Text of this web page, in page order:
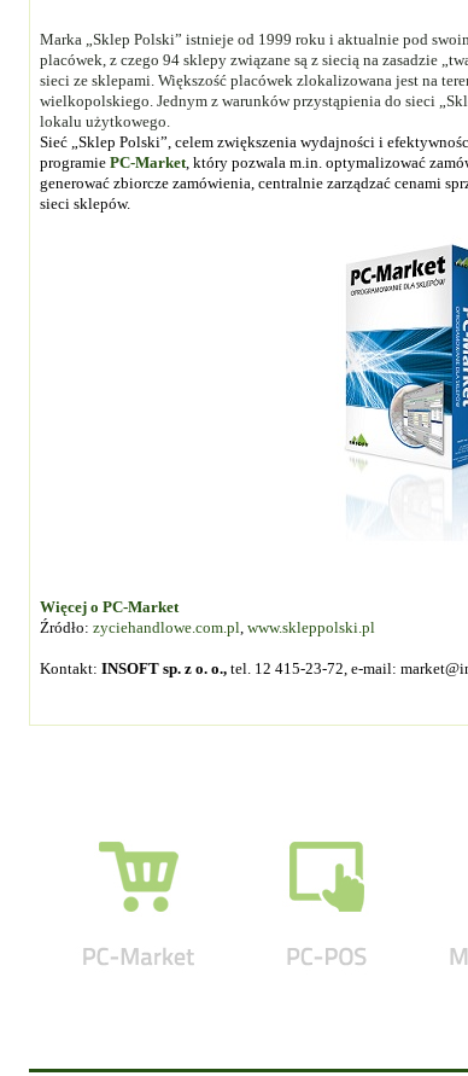
Marka „Sklep Polski” istnieje od 1999 roku i aktualnie pod
placówek, z czego 94 sklepy związane są z siecią na zasadzie
sieci ze sklepami. Większość placówek zlokalizowana jest na
wielkopolskiego. Jednym z warunków przystąpienia do sieci
lokalu użytkowego.
Sieć „Sklep Polski”, celem zwiększenia wydajności i
programie PC-Market, który pozwala m.in. optymalizować
generować zbiorcze zamówienia, centralnie zarządzać cenami
sieci sklepów.
Więcej o PC-Market
Źródło: zyciehandlowe.com.pl, www.skleppolski.pl
Kontakt: INSOFT sp. z o. o., tel. 12 415-23-72, e-mail: